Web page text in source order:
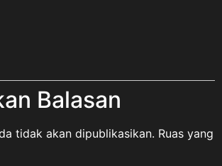
Balasan
tidak akan dipublikasikan. Ruas yang